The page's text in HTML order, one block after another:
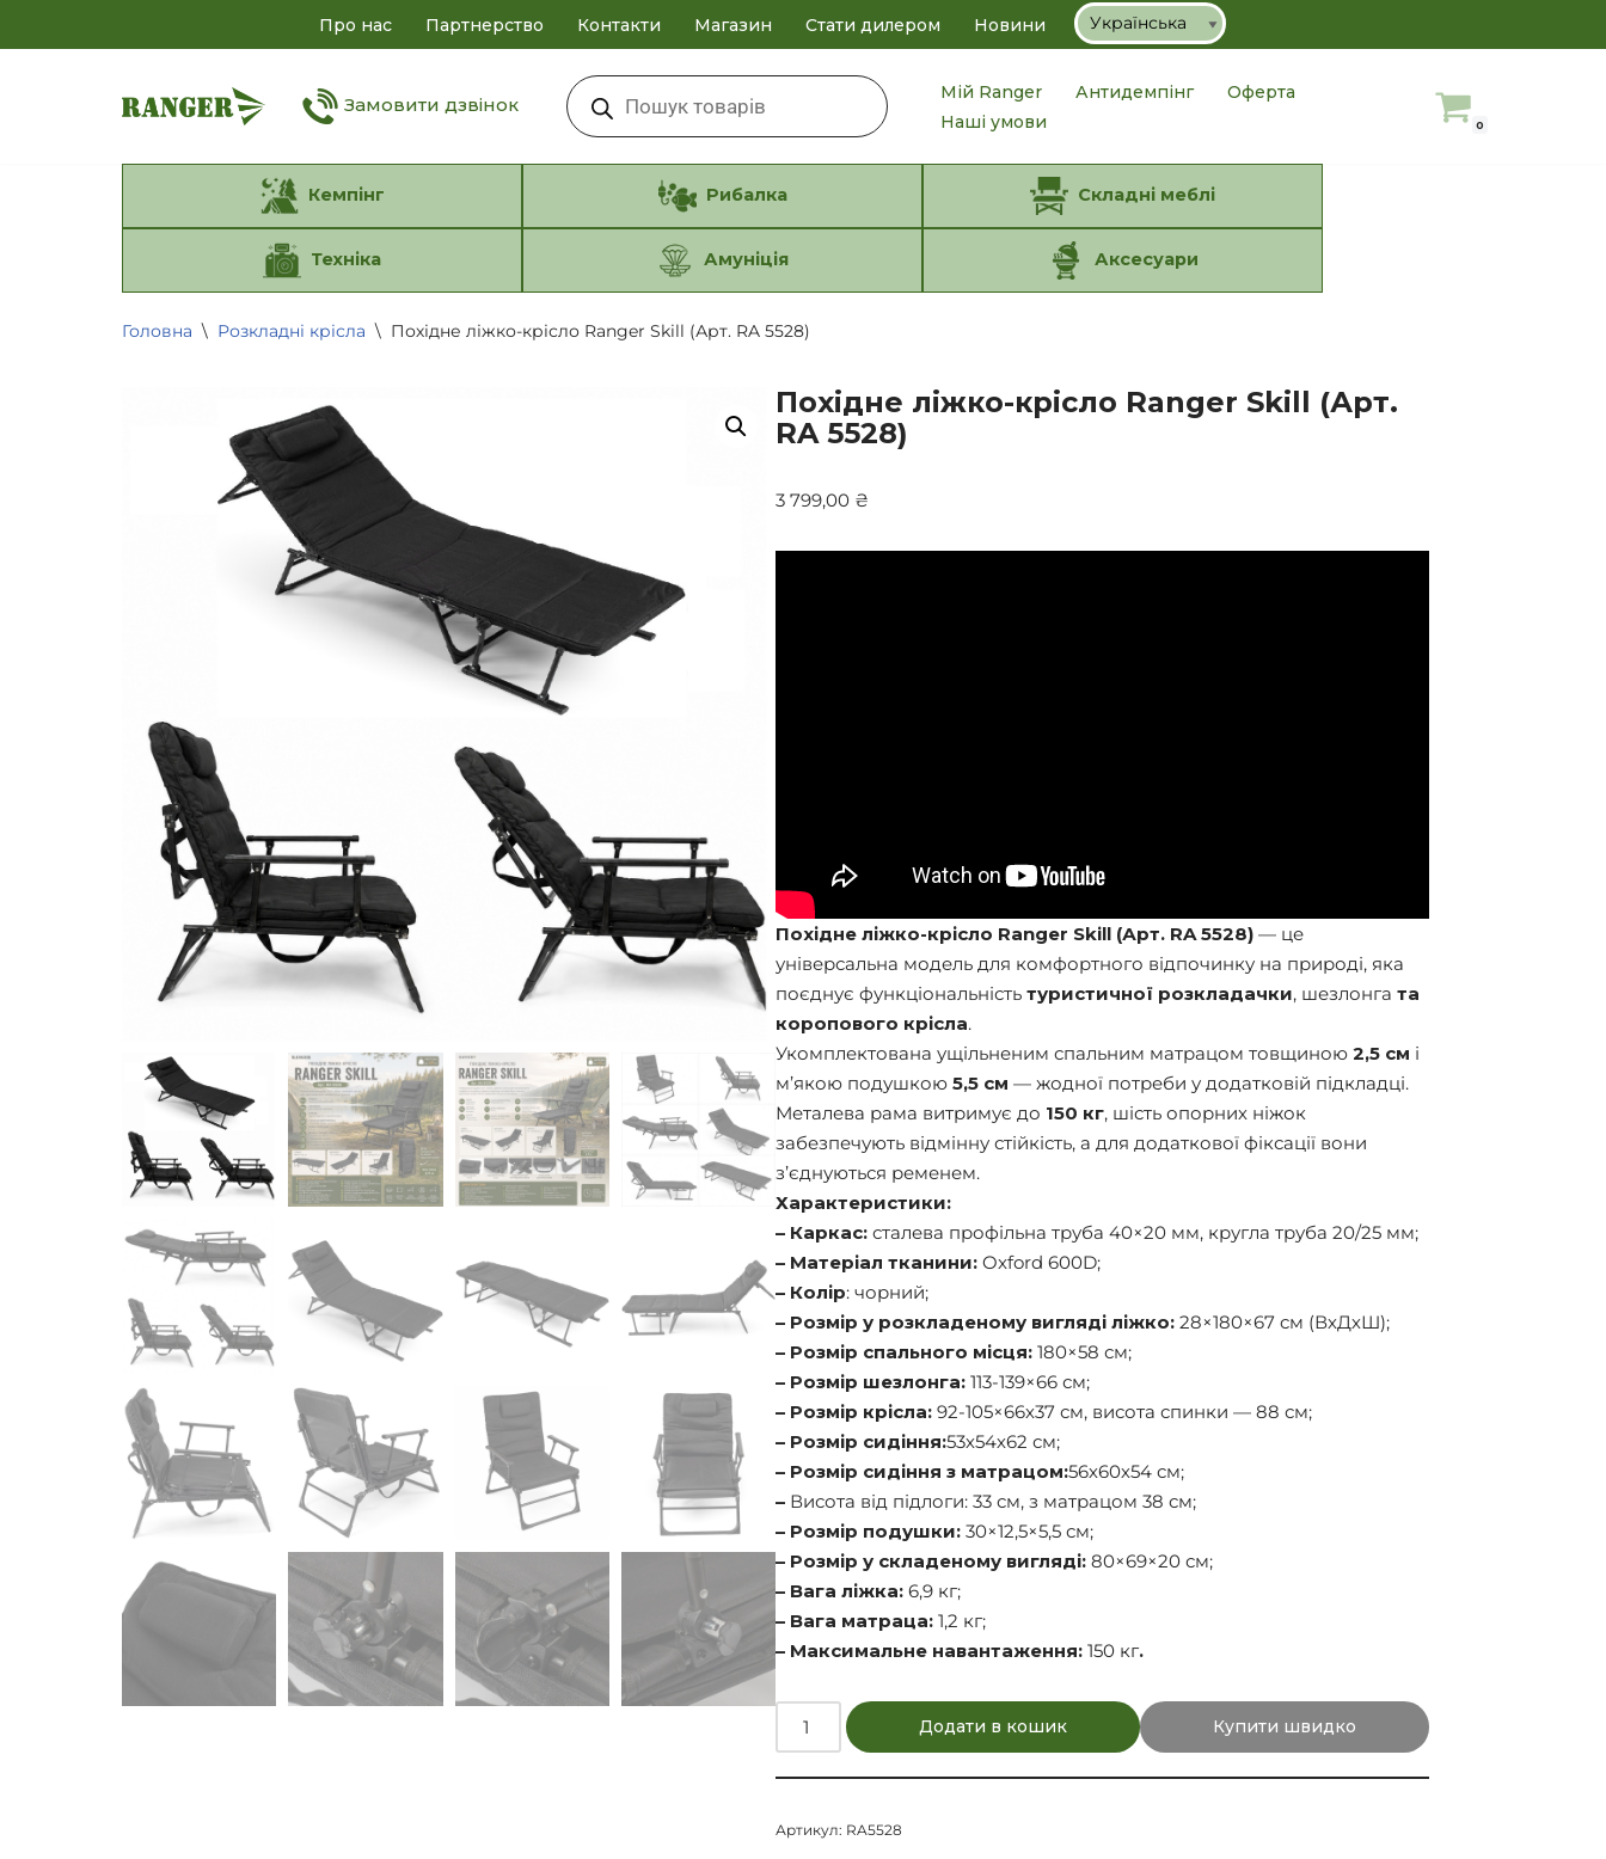
Про нас Партнерство Контакти Магазин Стати дилером Новини
Замовити дзвінок
Мій Ranger Антидемпінг
Оферта
Наші умови
0
Кемпінг Рибалка Складні меблі
Техніка Амуніція Аксесуари
Головна \ Розкладні крісла \ Похідне ліжко-крісло Ranger Skill (Арт. RA 5528)
Похідне ліжко-крісло Ranger Skill (Арт.
RA 5528)
3 799,00 ₴
Похідне ліжко-крісло Ranger Skill (Арт. RA 5528) — це
універсальна модель для комфортного відпочинку на природі, яка
поєднує функціональністьтуристичної розкладачки, шезлонгата
коропового крісла.
Укомплектована ущільненим спальним матрацом товщиною2,5 см і
м’якою подушкою5,5 см — жодної потреби у додатковій підкладці.
Металева рама витримує до 150 кг, шість опорних ніжок
забезпечують відмінну стійкість, а для додаткової фіксації вони
з’єднуються ременем.
Характеристики:
– Каркас: сталева профільна труба 40×20 мм, кругла труба 20/25 мм;
– Матеріал тканини: Oxford 600D;
– Колір: чорний;
– Розмір у розкладеному вигляді ліжко: 28×180×67 см (ВхДхШ);
– Розмір спального місця: 180×58 см;
– Розмір шезлонга: 113-139×66 см;
– Розмір крісла: 92-105×66х37 см, висота спинки — 88 см;
– Розмір сидіння:53х54х62 см;
– Розмір сидіння з матрацом:56х60х54 см;
– Висота від підлоги: 33 см, з матрацом 38 см;
– Розмір подушки: 30×12,5×5,5 см;
– Розмір у складеному вигляді: 80×69×20 см;
– Вага ліжка: 6,9 кг;
– Вага матраца: 1,2 кг;
– Максимальне навантаження: 150 кг.
Додати в кошик Купити швидко
Артикул: RA5528